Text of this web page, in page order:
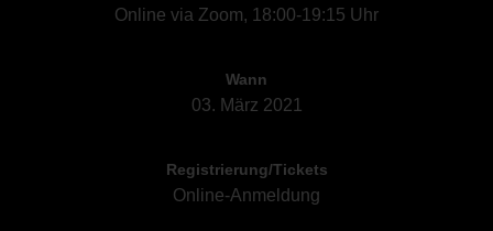
Online via Zoom, 18:00-19:15 Uhr
Wann
03. März 2021
Registrierung/Tickets
Online-Anmeldung